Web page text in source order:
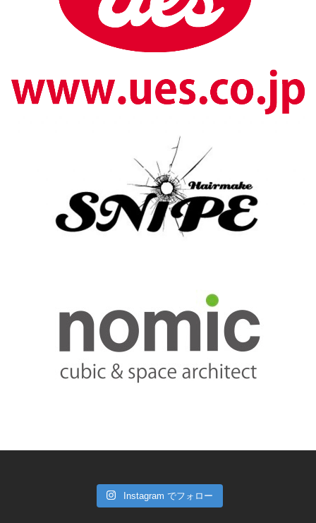
Instagram でフォロー